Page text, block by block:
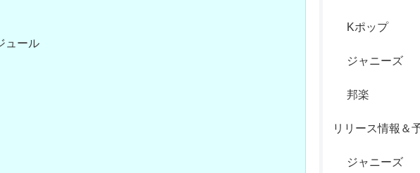
ュール
Kポップ
ジャニーズ
邦楽
リリース情報＆
ジャニーズ